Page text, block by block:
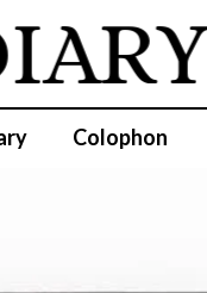
Colophon